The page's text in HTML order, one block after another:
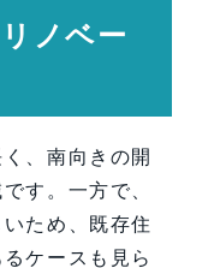
ノベー
、南向きの開
す。一方で、
ため、既存住
ケースも見ら